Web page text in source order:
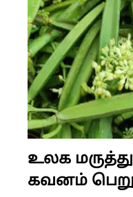
உலக
கவனம்